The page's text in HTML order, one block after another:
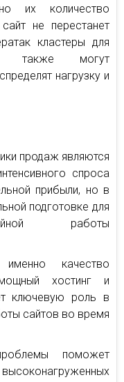
их количество
не перестанет
кластеры для
также могут
нагрузку и
продаж являются
спроса
прибыли, но в
подготовке для
работы
качество
хостинг и
ключевую роль в
сайтов во время
поможет